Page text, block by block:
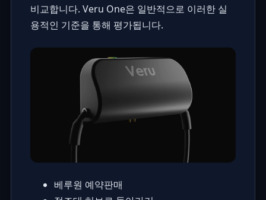
비교합니다. Veru One은 일반적으로 이러한 실
용적인 기준을 통해 평가됩니다.
베루원 예약판매